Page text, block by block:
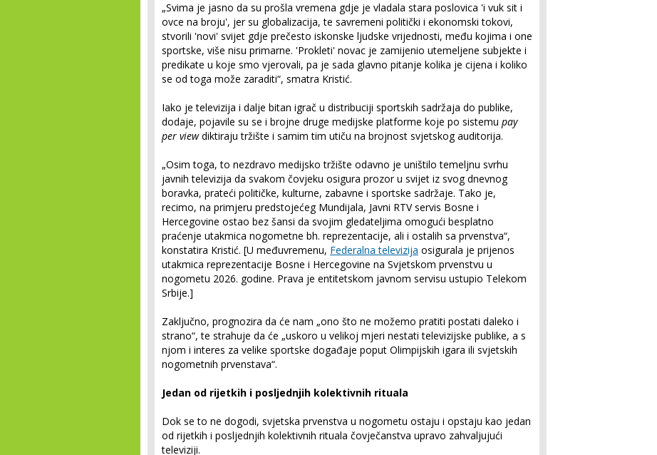
„Svima je jasno da su prošla vremena gdje je vladala stara poslovica 'i vuk sit i
ovce na broju', jer su globalizacija, te savremeni politički i ekonomski tokovi,
stvorili 'novi' svijet gdje prečesto iskonske ljudske vrijednosti, među kojima i one
sportske, više nisu primarne. 'Prokleti' novac je zamijenio utemeljene subjekte i
predikate u koje smo vjerovali, pa je sada glavno pitanje kolika je cijena i koliko
se od toga može zaraditi“, smatra Kristić.
Iako je televizija i dalje bitan igrač u distribuciji sportskih sadržaja do publike,
dodaje, pojavile su se i brojne druge medijske platforme koje po sistemu pay
per viewdiktiraju tržište i samim tim utiču na brojnost svjetskog auditorija.
„Osim toga, to nezdravo medijsko tržište odavno je uništilo temeljnu svrhu
javnih televizija da svakom čovjeku osigura prozor u svijet iz svog dnevnog
boravka, prateći političke, kulturne, zabavne i sportske sadržaje. Tako je,
recimo, na primjeru predstojećeg Mundijala, Javni RTV servis Bosne i
Hercegovine ostao bez šansi da svojim gledateljima omogući besplatno
praćenje utakmica nogometne bh. reprezentacije, ali i ostalih sa prvenstva“,
konstatira Kristić. [U međuvremenu, Federalna televizija osigurala je prijenos
utakmica reprezentacije Bosne i Hercegovine na Svjetskom prvenstvu u
nogometu 2026. godine. Prava je entitetskom javnom servisu ustupio Telekom
Srbije.]
Zaključno, prognozira da će nam „ono što ne možemo pratiti postati daleko i
strano“, te strahuje da će „uskoro u velikoj mjeri nestati televizijske publike, a s
njom i interes za velike sportske događaje poput Olimpijskih igara ili svjetskih
nogometnih prvenstava“.
Jedan od rijetkih i posljednjih kolektivnih rituala
Dok se to ne dogodi, svjetska prvenstva u nogometu ostaju i opstaju kao jedan
od rijetkih i posljednjih kolektivnih rituala čovječanstva upravo zahvaljujući
televiziji.